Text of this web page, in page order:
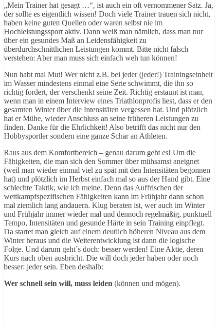
„Mein Trainer hat gesagt …“, ist auch ein oft vernommener Satz. Ja,
der sollte es eigentlich wissen! Doch viele Trainer trauen sich nicht,
haben keine guten Quellen oder waren selbst nie im
Hochleistungssport aktiv. Dann weiß man nämlich, dass man nur
über ein gesundes Maß an Leidensfähigkeit zu
überdurchschnittlichen Leistungen kommt. Bitte nicht falsch
verstehen: Aber man muss sich einfach weh tun können!
Nun habt mal Mut! Wer nicht z.B. bei jeder (jeder!) Trainingseinheit
im Wasser mindestens einmal eine Serie schwimmt, die ihn so
richtig fordert, der verschenkt seine Zeit. Richtig erstaunt ist man,
wenn man in einem Interview eines Triathlonprofis liest, dass er den
gesamten Winter über die Intensitäten vergessen hat. Und plötzlich
hat er Mühe, wieder Anschluss an seine früheren Leistungen zu
finden. Danke für die Ehrlichkeit! Also betrifft das nicht nur den
Hobbysportler sondern eine ganze Schar an Athleten.
Raus aus dem Komfortbereich – genau darum geht es! Um die
Fähigkeiten, die man sich den Sommer über mühsamst aneignet
(weil man wieder einmal viel zu spät mit den Intensitäten begonnen
hat) und plötzlich im Herbst einfach mal so aus der Hand gibt. Eine
schlechte Taktik, wie ich meine. Denn das Auffrischen der
wettkampfspezifischen Fähigkeiten kann im Frühjahr dann schon
mal ziemlich lang andauern. Klug beraten ist, wer auch im Winter
und Frühjahr immer wieder mal und dennoch regelmäßig, punktuell
Tempo, Intensitäten und gesunde Härte in sein Training einpflegt.
Da startet man gleich auf einem deutlich höheren Niveau aus dem
Winter heraus und die Weiterentwicklung ist dann die logische
Folge. Und darum geht´s doch: besser werden! Eine Aktie, deren
Kurs nach oben ausbricht. Die will doch jeder haben oder noch
besser: jeder sein. Eben deshalb:
Wer schnell sein will, muss leiden (können und mögen).